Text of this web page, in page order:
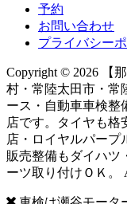
予約
お問い合わせ
プライバシー
Copyright © 2026 【
村・常陸太田市・常
ース・自動車車検整
店です。タイヤも格
店・ロイヤルパープ
販売整備もダイハツ
ーツ取り付けＯＫ。